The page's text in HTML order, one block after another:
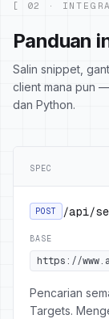
[ 02 ·
Panduan
Salin snippet,
client mana pun
dan Python.
SPEC
POST /api/
BASE
https://
Pencarian
Targets.